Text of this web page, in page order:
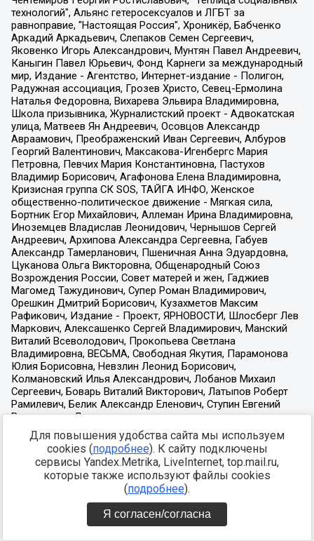
Для повышения удобства сайта мы используем
cookies (подробнее). К сайту подключены
сервисы Yandex.Metrika, LiveInternet, top.mail.ru,
которые также используют файлы cookies
(подробнее).
Я согласен/согласна